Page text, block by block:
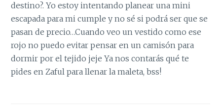
destino?. Yo estoy intentando planear una mini
escapada para mi cumple y no sé si podrá ser que se
pasan de precio…Cuando veo un vestido como ese
rojo no puedo evitar pensar en un camisón para
dormir por el tejido jeje Ya nos contarás qué te
pides en Zaful para llenar la maleta, bss!